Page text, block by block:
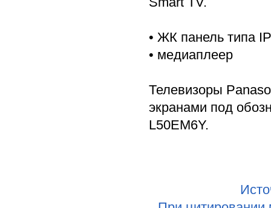
• ЖК панель типа
• медиаплеер
Телевизоры
экранами под
L50EM6Y.